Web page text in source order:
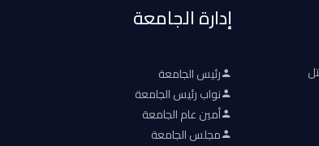
إدارة الجامعة
رئيس الجامعة
نواب رئيس الجامعة
أمين عام الجامعة
مجلس الجامعة